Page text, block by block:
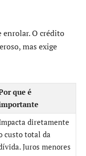
enrolar. O crédito
mas exige
que é
diretamente
custo total da
Juros menores